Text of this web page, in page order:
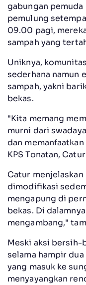
gabungan
pemulung
09.00 pagi,
sampah yang
Uniknya,
sederhana namun
sampah, yakni
bekas.
"Kita memang
murni dari
dan
KPS Tonatan,
Catur
dimodifikasi
mengapung di
bekas. Di
mengambang,"
Meski aksi bersih-
selama hampir
yang masuk ke
menyayangkan